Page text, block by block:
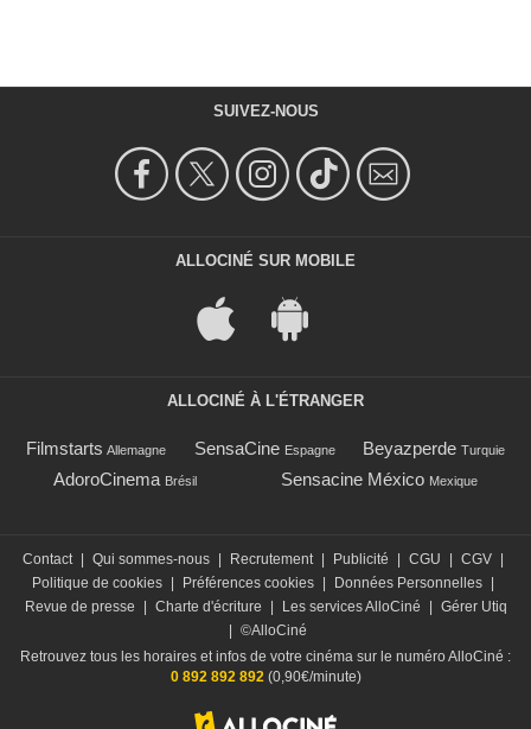
SUIVEZ-NOUS
ALLOCINÉ SUR MOBILE
ALLOCINÉ À L'ÉTRANGER
Filmstarts Allemagne SensaCine Espagne Beyazperde Turquie
AdoroCinema Brésil Sensacine México Mexique
Contact Qui sommes-nous Recrutement Publicité CGU CGV
Politique de cookies
Préférences cookies Données Personnelles
Revue de presse
Charte d'écriture Les services AlloCiné
Gérer Utiq
©AlloCiné
Retrouvez tous les horaires et infos de votre cinéma sur le numéro AlloCiné :
0 892 892 892(0,90€/minute)